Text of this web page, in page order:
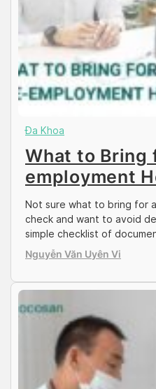
Đa Khoa
What to Bring
employment
Trusted
Not sure what to bring for
check and want to avoid
simple checklist of
trusted clinics in Vietnam to
out more in the article
what […]
Nguyễn Văn Uyên Vi